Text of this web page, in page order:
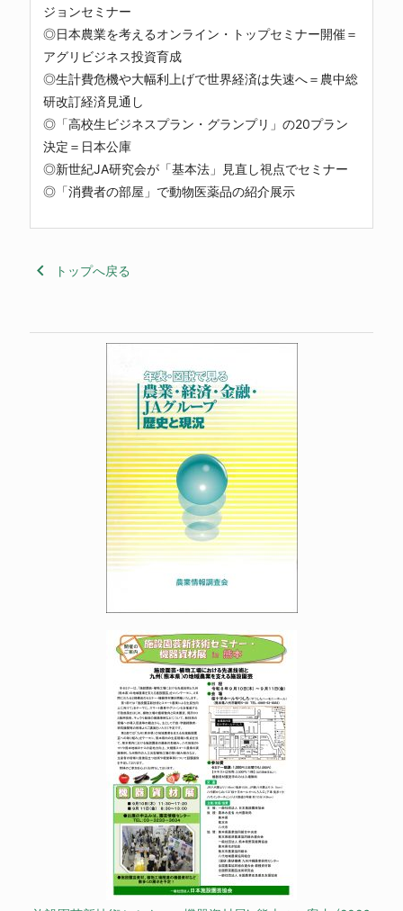
ジョンセミナー
◎日本農業を考えるオンライン・トップセミナー開催＝
アグリビジネス投資育成
◎生計費危機や大幅利上げで世界経済は失速へ＝農中総
研改訂経済見通し
◎「高校生ビジネスプラン・グランプリ」の20プラン
決定＝日本公庫
◎新世紀JA研究会が「基本法」見直し視点でセミナー
◎「消費者の部屋」で動物医薬品の紹介展示
keyboard_arrow_left トップへ戻る